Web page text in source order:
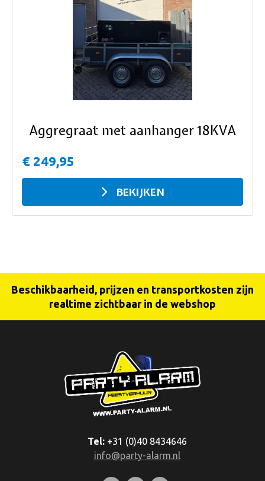
Aggregraat met aanhanger 18KVA
€ 249,95
BEKIJKEN
Beschikbaarheid, prijzen en transportkosten zijn
realtime zichtbaar in de webshop
Tel:+31 (0)40 8434646
info@party-alarm.nl